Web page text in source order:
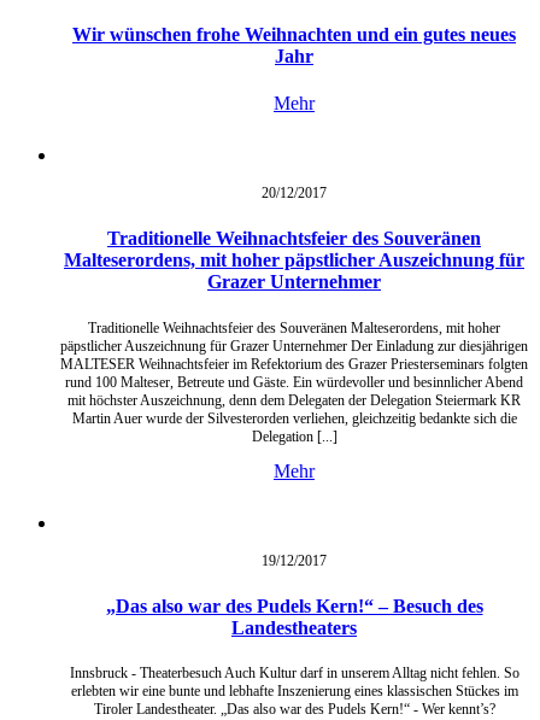
Wir wünschen frohe Weihnachten und ein gutes neues
Jahr
Mehr
20/12/2017
Traditionelle Weihnachtsfeier des Souveränen
Malteserordens, mit hoher päpstlicher Auszeichnung für
Grazer Unternehmer
Traditionelle Weihnachtsfeier des Souveränen Malteserordens, mit hoher
päpstlicher Auszeichnung für Grazer Unternehmer Der Einladung zur diesjährigen
MALTESER Weihnachtsfeier im Refektorium des Grazer Priesterseminars folgten
rund 100 Malteser, Betreute und Gäste. Ein würdevoller und besinnlicher Abend
mit höchster Auszeichnung, denn dem Delegaten der Delegation Steiermark KR
Martin Auer wurde der Silvesterorden verliehen, gleichzeitig bedankte sich die
Delegation [...]
Mehr
19/12/2017
„Das also war des Pudels Kern!“ – Besuch des
Landestheaters
Innsbruck - Theaterbesuch Auch Kultur darf in unserem Alltag nicht fehlen. So
erlebten wir eine bunte und lebhafte Inszenierung eines klassischen Stückes im
Tiroler Landestheater. „Das also war des Pudels Kern!“ - Wer kennt’s?